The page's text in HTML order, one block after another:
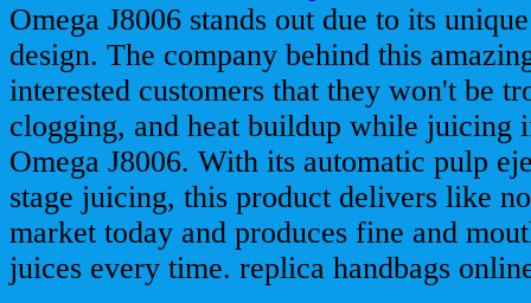
Omega J8006 stands out due to its
design. The company behind this
interested customers that they won't be
clogging, and heat buildup while juicing
Omega J8006. With its automatic pulp
stage juicing, this product delivers like
market today and produces fine and
juices every time. replica handbags